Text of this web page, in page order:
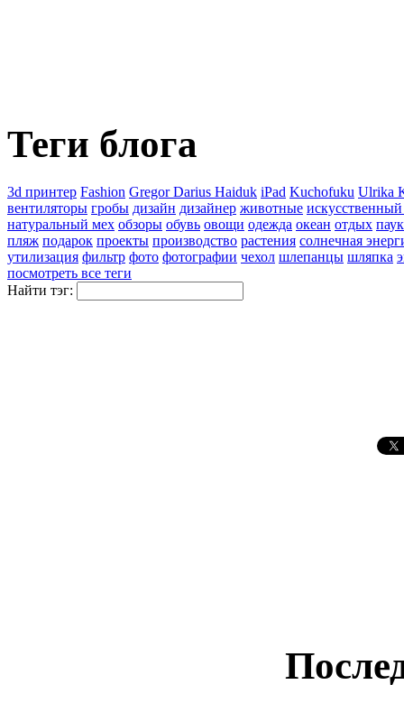
Теги блога
3d принтер Fashion Gregor Darius Haiduk iPad Kuchofuku Ulrika
вентиляторы гробы дизайн дизайнер животные
натуральный мех обзоры обувь овощи одежда океан отдых паук
пляж подарок проекты производство растения солнечная
утилизация фильтр фото фотографии чехол шлепанцы шляпка
посмотреть все теги
Найти тэг: